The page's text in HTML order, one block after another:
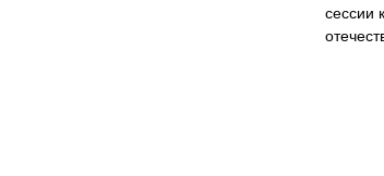
сессии